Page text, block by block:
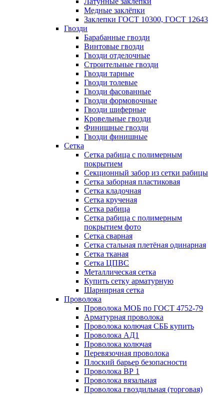
Медные заклёпки
Заклепки ГОСТ 10300, ГОСТ 12643
Гвозди
Барабанные гвозди
Винтовые гвозди
Гвозди отделочные
Строительные гвозди
Гвозди тарные
Гвозди толевые
Гвозди фасованные
Гвозди формовочные
Гвозди шиферные
Кровельные гвозди
Финишные гвозди
Гвозди финишные
Сетка
Сетка рабица с полимерным
покрытием
Секционный забор из сетки рабицы
Сетка заборная пластиковая
Сетка кладочная
Сетка крученая
Сетка рабица
Сетка рабица с полимерным
покрытием фото
Сетка сварная
Сетка стальная плетёная одинарная
Сетка тканая
Сетка ЦПВС
Металлическая сетка
Купить сетку арматурную
Шарнирная сетка
Проволока
Проволока МОБ по ГОСТ 4752-79
Арматурная проволока
Проволока колючая СББ купить
Проволока АД1
Проволока колючая
Перевязочная проволока
Плоский барьер безопасности
Проволока ВР 1
Проволока вязальная
Проволока гвоздильная (торговая)